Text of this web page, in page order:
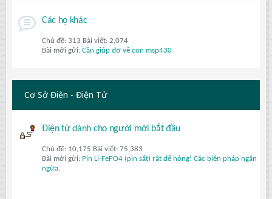
Các họ khác
Chủ đề: 313 Bài viết: 2,074
Bài mới gửi: Cần giúp đỡ về con msp430
Cơ Sở Điện - Điện Tử
Điện tử dành cho người mới bắt đầu
Chủ đề: 10,175 Bài viết: 75,383
Bài mới gửi: Pin Li-FePO4 (pin sắt) rất dể hỏng! Các biện pháp ngăn
ngừa.